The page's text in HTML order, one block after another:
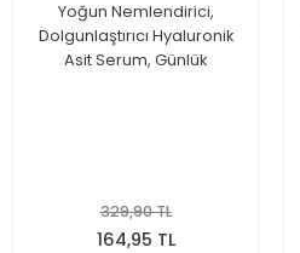
Yoğun Nemlendirici,
Dolgunlaştırıcı Hyaluronik
Asit Serum, Günlük
329,90 TL
164,95 TL